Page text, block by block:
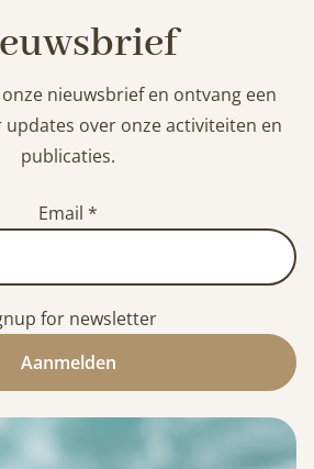
nieuwsbrief en ontvang een
updates over onze activiteiten en
publicaties.
Email *
for newsletter
Aanmelden